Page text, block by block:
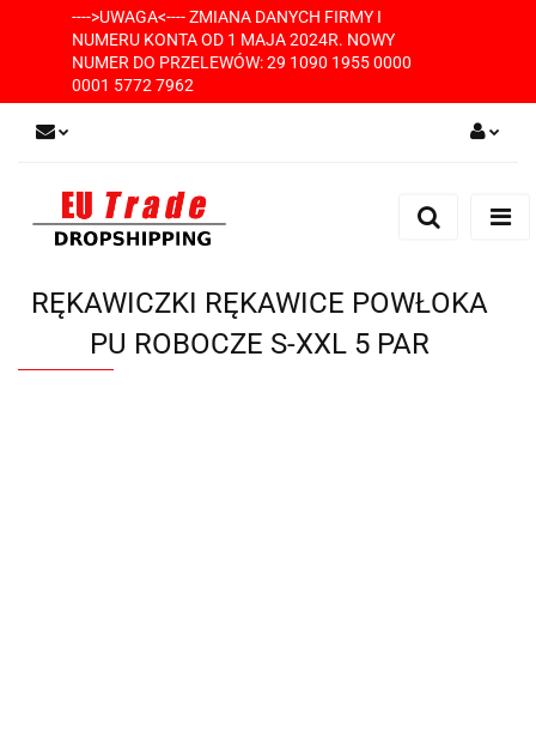
---->UWAGA<---- ZMIANA DANYCH FIRMY I
NUMERU KONTA OD 1 MAJA 2024R. NOWY
NUMER DO PRZELEWÓW: 29 1090 1955 0000
0001 5772 7962
Zarejestruj się
RĘKAWICZKI RĘKAWICE POWŁOKA
PU ROBOCZE S-XXL 5 PAR